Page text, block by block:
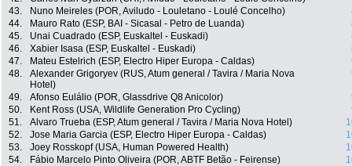
43.
Nuno Meireles (POR, Aviludo - Louletano - Loulé Concelho)
44.
Mauro Rato (ESP, BAI - Sicasal - Petro de Luanda)
45.
Unai Cuadrado (ESP, Euskaltel - Euskadi)
46.
Xabier Isasa (ESP, Euskaltel - Euskadi)
47.
Mateu Estelrich (ESP, Electro Hiper Europa - Caldas)
48.
Alexander Grigoryev (RUS, Atum general / Tavira / Maria Nova
Hotel)
49. Afonso Eulálio (POR, Glassdrive Q8 Anicolor)
50.
Kent Ross (USA, Wildlife Generation Pro Cycling)
51.
Alvaro Trueba (ESP, Atum general / Tavira / Maria Nova Hotel)
52.
Jose Maria Garcia (ESP, Electro Hiper Europa - Caldas)
53.
Joey Rosskopf (USA, Human Powered Health)
54.
Fábio Marcelo Pinto Oliveira (POR, ABTF Betão - Feirense)